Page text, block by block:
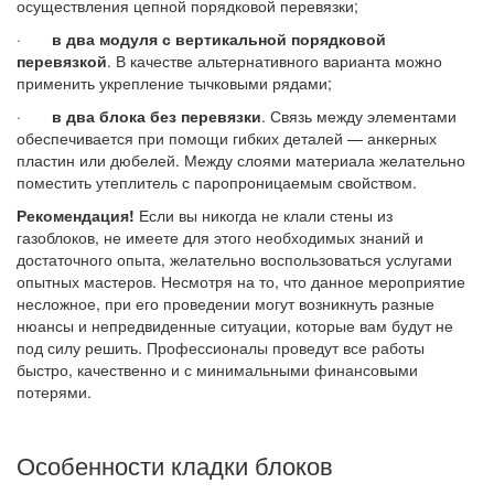
осуществления цепной порядковой перевязки;
· в два модуля с вертикальной порядковой
перевязкой. В качестве альтернативного варианта можно
применить укрепление тычковыми рядами;
· в два блока без перевязки. Связь между элементами
обеспечивается при помощи гибких деталей — анкерных
пластин или дюбелей. Между слоями материала желательно
поместить утеплитель с паропроницаемым свойством.
Рекомендация! Если вы никогда не клали стены из
газоблоков, не имеете для этого необходимых знаний и
достаточного опыта, желательно воспользоваться услугами
опытных мастеров. Несмотря на то, что данное мероприятие
несложное, при его проведении могут возникнуть разные
нюансы и непредвиденные ситуации, которые вам будут не
под силу решить. Профессионалы проведут все работы
быстро, качественно и с минимальными финансовыми
потерями.
Особенности кладки блоков